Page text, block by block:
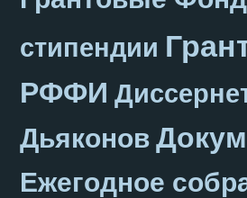
стипендии
РФФИ
Дьяконов
Ежегодное